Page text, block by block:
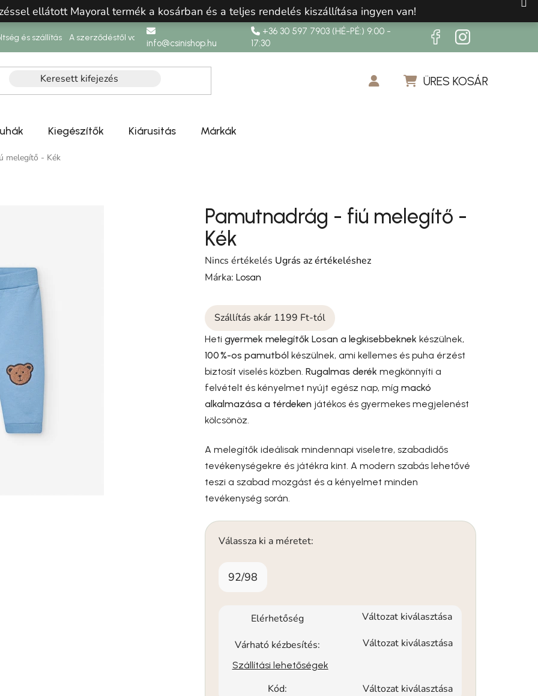
ellátott Mayoral termék a kosárban és a teljes rendelés kiszállítása ingyen van!
és szállítás A szerződéstől való elállásinfo@csinishop.hu
+36 30 597 7903 (HÉ-PÉ:) 9:00 -
17:30
ÜRES KOSÁR
Kiegészítők Kiárusitás Márkák
melegítő - Kék
Pamutnadrág - fiú melegítő -
Kék
A termék átlagos értékelése 5-ből 0,0 csillag.
Nincs értékelés Ugrás az értékeléshez
Márka:Losan
Szállítás akár 1199 Ft-tól
Hetigyermek melegítők Losan a legkisebbeknek készülnek,
100 %-os pamutból készülnek, ami kellemes és puha érzést
biztosít viselés közben.Rugalmas derék megkönnyíti a
felvételt és kényelmet nyújt egész nap, mígmackó
alkalmazása a térdeken játékos és gyermekes megjelenést
kölcsönöz.
A melegítők ideálisak mindennapi viseletre, szabadidős
tevékenységekre és játékra kint. A modern szabás lehetővé
teszi a szabad mozgást és a kényelmet minden
tevékenység során.
Válassza ki a méretet:
92/98
Elérhetőség Változat kiválasztása
Várható kézbesítés: Változat kiválasztása
Szállítási lehetőségek
Kód: Változat kiválasztása